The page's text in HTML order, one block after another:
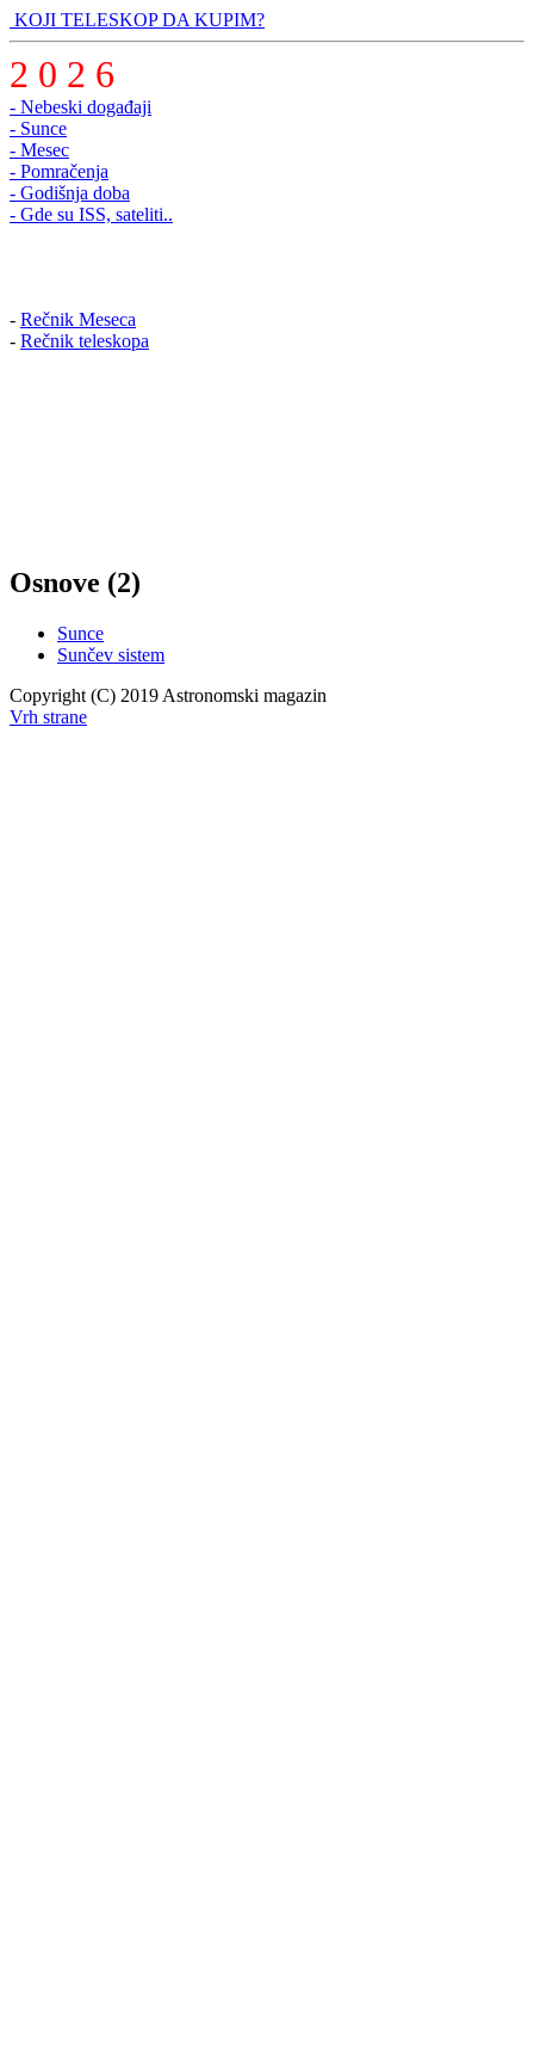
KOJI TELESKOP DA KUPIM?
2 0 2 6
- Nebeski događaji
- Sunce
- Mesec
- Pomračenja
- Godišnja doba
- Gde su ISS, sateliti..
- Rečnik Meseca
- Rečnik teleskopa
Osnove (2)
Sunce
Sunčev sistem
Copyright (C) 2019 Astronomski magazin
Vrh strane